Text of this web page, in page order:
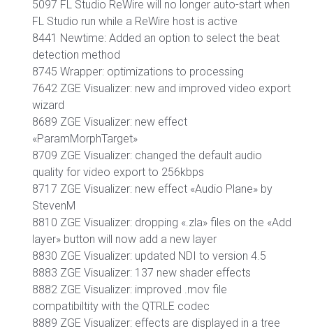
5097 FL Studio ReWire will no longer auto-start when
FL Studio run while a ReWire host is active
8441 Newtime: Added an option to select the beat
detection method
8745 Wrapper: optimizations to processing
7642 ZGE Visualizer: new and improved video export
wizard
8689 ZGE Visualizer: new effect
«ParamMorphTarget»
8709 ZGE Visualizer: changed the default audio
quality for video export to 256kbps
8717 ZGE Visualizer: new effect «Audio Plane» by
StevenM
8810 ZGE Visualizer: dropping «.zla» files on the «Add
layer» button will now add a new layer
8830 ZGE Visualizer: updated NDI to version 4.5
8883 ZGE Visualizer: 137 new shader effects
8882 ZGE Visualizer: improved .mov file
compatibiltity with the QTRLE codec
8889 ZGE Visualizer: effects are displayed in a tree